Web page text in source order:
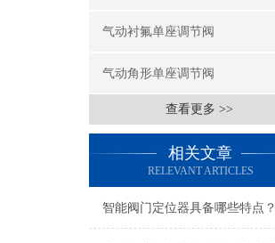
气动衬氟单座调节阀
气动角形单座调节阀
查看更多 >>
相关文章
RELEVANT ARTICLES
智能阀门定位器具备哪些特点？